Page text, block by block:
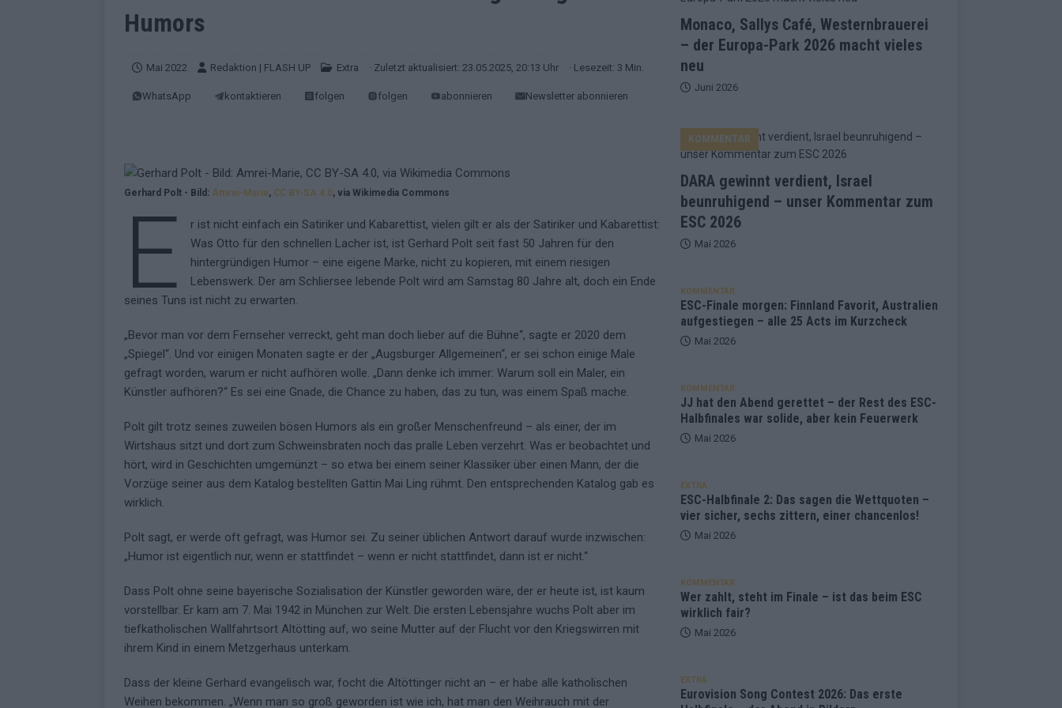
[ Mai 2026 ]
KOMMENTAR
[ Mai 2026 ] JJ hat den Abend gerettet – der Rest des ESC-Halbfinales war solide, aber kein Feuerwerk
KOMMENTAR
[ Mai 2026 ] ESC-Halbfinale 2: Das sagen die Wettquoten – vier sicher, sechs zittern, einer chancenlos!
EXTRA
[ Juni 2026 ] Monaco, Sallys Café, Westernbrauerei – der Europa-Park 2026 macht vieles neu EXTRA
[ Mai 2026 ] DARA gewinnt verdient, Israel beunruhigend – unser Kommentar zum ESC 2026
KOMMENTAR
Humors
Mai 2022 Redaktion | FLASH UP Extra · Zuletzt aktualisiert: 23.05.2025, 20:13 Uhr · Lesezeit: 3 Min.
WhatsApp kontaktieren folgen folgen abonnieren Newsletter abonnieren
Gerhard Polt - Bild: Amrei-Marie, CC BY-SA 4.0, via Wikimedia Commons
E
r ist nicht einfach ein Satiriker und Kabarettist, vielen gilt er als der Satiriker und Kabarettist:
Was Otto für den schnellen Lacher ist, ist Gerhard Polt seit fast 50 Jahren für den
hintergründigen Humor – eine eigene Marke, nicht zu kopieren, mit einem riesigen
Lebenswerk. Der am Schliersee lebende Polt wird am Samstag 80 Jahre alt, doch ein Ende
seines Tuns ist nicht zu erwarten.
„Bevor man vor dem Fernseher verreckt, geht man doch lieber auf die Bühne“, sagte er 2020 dem
„Spiegel“. Und vor einigen Monaten sagte er der „Augsburger Allgemeinen“, er sei schon einige Male
gefragt worden, warum er nicht aufhören wolle. „Dann denke ich immer: Warum soll ein Maler, ein
Künstler aufhören?“ Es sei eine Gnade, die Chance zu haben, das zu tun, was einem Spaß mache.
Polt gilt trotz seines zuweilen bösen Humors als ein großer Menschenfreund – als einer, der im
Wirtshaus sitzt und dort zum Schweinsbraten noch das pralle Leben verzehrt. Was er beobachtet und
hört, wird in Geschichten umgemünzt – so etwa bei einem seiner Klassiker über einen Mann, der die
Vorzüge seiner aus dem Katalog bestellten Gattin Mai Ling rühmt. Den entsprechenden Katalog gab es
wirklich.
Polt sagt, er werde oft gefragt, was Humor sei. Zu seiner üblichen Antwort darauf wurde inzwischen:
„Humor ist eigentlich nur, wenn er stattfindet – wenn er nicht stattfindet, dann ist er nicht.“
Dass Polt ohne seine bayerische Sozialisation der Künstler geworden wäre, der er heute ist, ist kaum
vorstellbar. Er kam am 7. Mai 1942 in München zur Welt. Die ersten Lebensjahre wuchs Polt aber im
tiefkatholischen Wallfahrtsort Altötting auf, wo seine Mutter auf der Flucht vor den Kriegswirren mit
ihrem Kind in einem Metzgerhaus unterkam.
Dass der kleine Gerhard evangelisch war, focht die Altöttinger nicht an – er habe alle katholischen
Weihen bekommen. „Wenn man so groß geworden ist wie ich, hat man den Weihrauch mit der
Monaco, Sallys Café, Westernbrauerei
– der Europa-Park 2026 macht vieles
neu
Juni 2026
DARA gewinnt verdient, Israel
beunruhigend – unser Kommentar zum
ESC 2026
KOMMENTAR
Mai 2026
KOMMENTAR
ESC-Finale morgen: Finnland Favorit, Australien
aufgestiegen – alle 25 Acts im Kurzcheck
Mai 2026
KOMMENTAR
JJ hat den Abend gerettet – der Rest des ESC-
Halbfinales war solide, aber kein Feuerwerk
Mai 2026
EXTRA
ESC-Halbfinale 2: Das sagen die Wettquoten –
vier sicher, sechs zittern, einer chancenlos!
Mai 2026
KOMMENTAR
Wer zahlt, steht im Finale – ist das beim ESC
wirklich fair?
Mai 2026
EXTRA
Eurovision Song Contest 2026: Das erste